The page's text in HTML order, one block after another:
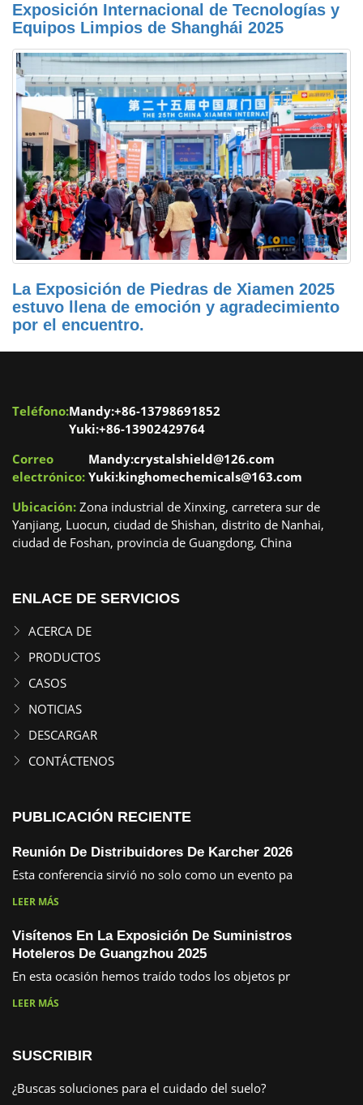
Exposición Internacional de Tecnologías y
Equipos Limpios de Shanghái 2025
La Exposición de Piedras de Xiamen 2025
estuvo llena de emoción y agradecimiento
por el encuentro.
Teléfono:Mandy:+86-13798691852
Yuki:+86-13902429764
Correo
electrónico:
Mandy:crystalshield@126.com
Yuki:kinghomechemicals@163.com
Ubicación: Zona industrial de Xinxing, carretera sur de
Yanjiang, Luocun, ciudad de Shishan, distrito de Nanhai,
ciudad de Foshan, provincia de Guangdong, China
ENLACE DE SERVICIOS
ACERCA DE
PRODUCTOS
CASOS
NOTICIAS
DESCARGAR
CONTÁCTENOS
PUBLICACIÓN RECIENTE
Reunión De Distribuidores De Karcher 2026
Esta conferencia sirvió no solo como un evento pa
LEER MÁS
Visítenos En La Exposición De Suministros
Hoteleros De Guangzhou 2025
En esta ocasión hemos traído todos los objetos pr
LEER MÁS
SUSCRIBIR
¿Buscas soluciones para el cuidado del suelo?